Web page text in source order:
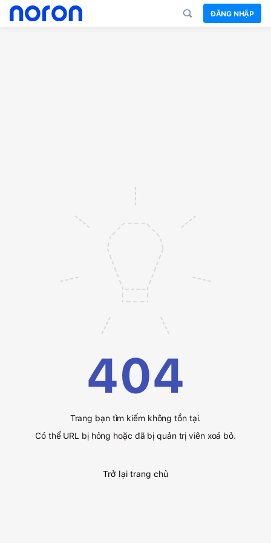
ĐĂNG NHẬP
404
Trang bạn tìm kiếm không tồn tại.
Có thể URL bị hỏng hoặc đã bị quản trị viên xoá bỏ.
Trở lại trang chủ